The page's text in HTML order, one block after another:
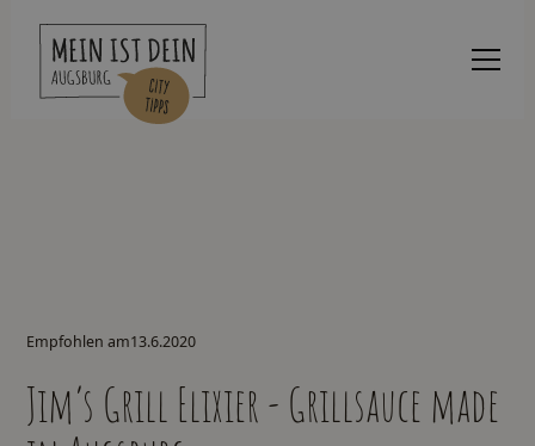
Empfohlen am13.6.2020
Jim‘s Grill Elixier - Grillsauce made